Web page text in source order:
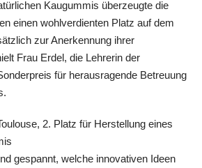
Kaugummis überzeugte die
einen wohlverdienten Platz auf dem
zur Anerkennung ihrer
Frau Erdel, die Lehrerin der
für herausragende Betreuung
gespannt, welche innovativen Ideen